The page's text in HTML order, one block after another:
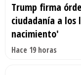
Trump firma
ciudadanía a
nacimiento'
Hace 19 horas